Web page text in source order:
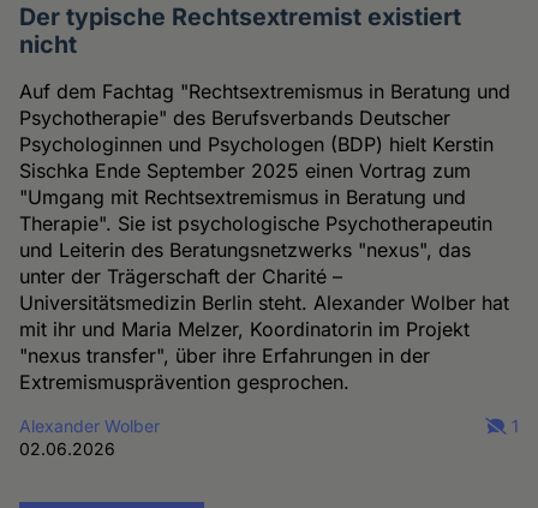
Der typische Rechtsextremist existiert
nicht
Auf dem Fachtag "Rechtsextremismus in Beratung und
Psychotherapie" des Berufsverbands Deutscher
Psychologinnen und Psychologen (BDP) hielt Kerstin
Sischka Ende September 2025 einen Vortrag zum
"Umgang mit Rechtsextremismus in Beratung und
Therapie". Sie ist psychologische Psychotherapeutin
und Leiterin des Beratungsnetzwerks "nexus", das
unter der Trägerschaft der Charité –
Universitätsmedizin Berlin steht. Alexander Wolber hat
mit ihr und Maria Melzer, Koordinatorin im Projekt
"nexus transfer", über ihre Erfahrungen in der
Extremismusprävention gesprochen.
Alexander Wolber
02.06.2026
1